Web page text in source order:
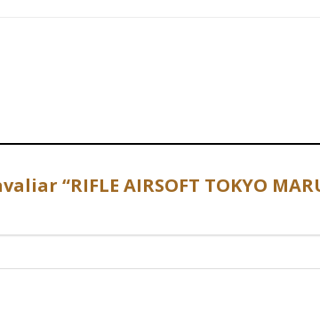
“RIFLE AIRSOFT TOKYO